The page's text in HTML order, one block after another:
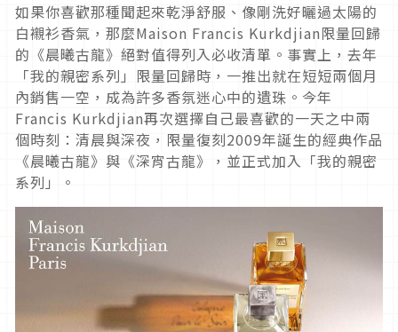
如果你喜歡那種聞起來乾淨舒服、像剛洗好曬過太陽的
白襯衫香氣，那麼Maison Francis Kurkdjian限量回歸
的《晨曦古龍》絕對值得列入必收清單。事實上，去年
「我的親密系列」限量回歸時，一推出就在短短兩個月
內銷售一空，成為許多香氛迷心中的遺珠。今年
Francis Kurkdjian再次選擇自己最喜歡的一天之中兩
個時刻：清晨與深夜，限量復刻2009年誕生的經典作品
《晨曦古龍》與《深宵古龍》，並正式加入「我的親密
系列」。